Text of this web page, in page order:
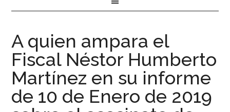
A quien ampara el
Fiscal Néstor Humberto
Martínez en su informe
de 10 de Enero de 2019